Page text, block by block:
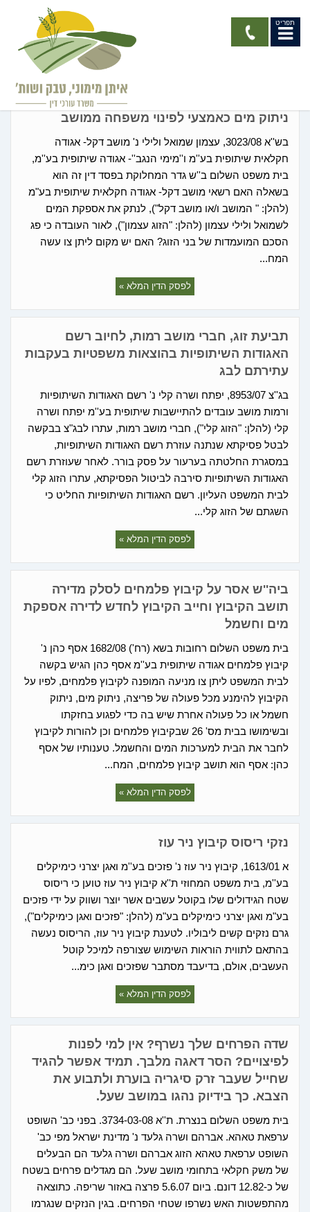
תפריט
ניתוק מים כאמצעי לפינוי משפחה ממושב
בש''א 3023/08, עצמון שמואל ולילי נ' מושב דקל- אגודה
חקלאית שיתופית בע''מ ו''מימי הנגב''- אגודה שיתופית בע''מ,
בית משפט השלום ב''ש גדר המחלוקת בפסד דין זה הוא
בשאלה האם רשאי מושב דקל- אגודה חקלאית שיתופית בע"מ
(להלן: " המושב ו/או מושב דקל"), לנתק את אספקת המים
לשמואל ולילי עצמון (להלן: "הזוג עצמון"), לאור העובדה כי פג
הסכם המועמדות של בני הזוג? האם יש מקום ליתן צו עשה
המח...
לפסק הדין המלא »
תביעת זוג, חברי מושב רמות, לחיוב רשם
האגודות השיתופיות בהוצאות משפטיות בעקבות
עתירתם לבג
בג''צ 8953/07, יפתח ושרה קלי נ' רשם האגודות השיתופיות
ורמות מושב עובדים להתיישבות שיתופית בע''מ יפתח ושרה
קלי (להלן: "הזוג קלי"), חברי מושב רמות, עתרו לבג"צ בבקשה
לבטל פסיקתא שנתנה עוזרת רשם האגודות השיתופיות,
במסגרת החלטתה בערעור על פסק בורר. לאחר שעוזרת רשם
האגודות השיתופיות סירבה לביטול הפסיקתא, עתרו הזוג קלי
לבית המשפט העליון. רשם האגודות השיתופיות החליט כי
השגתם של הזוג קלי...
לפסק הדין המלא »
ביה''ש אסר על קיבוץ פלמחים לסלק מדירה
תושב הקיבוץ וחייב הקיבוץ לחדש לדירה אספקת
מים וחשמל
בית משפט השלום רחובות בשא (רח') 1682/08 אסף כהן נ'
קיבוץ פלמחים אגודה שיתופית בע''מ אסף כהן הגיש בקשה
לבית המשפט ליתן צו מניעה המופנה לקיבוץ פלמחים, לפיו על
הקיבוץ להימנע מכל פעולה של פריצה, ניתוק מים, ניתוק
חשמל או כל פעולה אחרת שיש בה כדי לפגוע בחזקתו
ובשימושו בבית מס' 26 שבקיבוץ פלמחים וכן להורות לקיבוץ
לחבר את הבית למערכות המים והחשמל. טענותיו של אסף
כהן: אסף הוא תושב קיבוץ פלמחים, המח...
לפסק הדין המלא »
נזקי ריסוס קיבוץ ניר עוז
א 1613/01, קיבוץ ניר עוז נ' פזכים בע''מ ואגן יצרני כימיקלים
בע''מ, בית משפט המחוזי ת''א קיבוץ ניר עוז טוען כי ריסוס
שטח הגידולים שלו בקוטל עשבים אשר יוצר ושווק על ידי פזכים
בע"מ ואגן יצרני כימיקלים בע"מ (להלן: "פזכים ואגן כימיקלים"),
גרם נזקים קשים ליבוליו. לטענת קיבוץ ניר עוז, הריסוס נעשה
בהתאם לתווית הוראות השימוש שצורפה למיכל קוטל
העשבים, אולם, בדיעבד מסתבר שפזכים ואגן כימ...
לפסק הדין המלא »
שדה הפרחים שלך נשרף? אין למי לפנות
לפיצויים? הסר דאגה מלבך. תמיד אפשר להגיד
שחייל שעבר זרק סיגריה בוערת ולתבוע את
הצבא. כך בידיוק נהגו במושב שעל.
בית משפט השלום בנצרת. ת''א 3734-03-08. בפני כב' השופט
ערפאת טאהא. אברהם ושרה גלעד נ' מדינת ישראל מפי כב'
השופט ערפאת טאהא הזוג אברהם ושרה גלעד הם הבעלים
של משק חקלאי בתחומי מושב שעל. הם מגדלים פרחים בשטח
של כ-12.82 דונם. ביום 5.6.07 פרצה באזור שריפה. כתוצאה
מהתפשטות האש נשרפו שטחי הפרחים. בגין הנזקים שנגרמו